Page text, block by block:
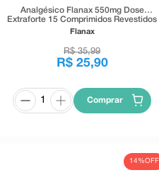
Analgésico Flanax 550mg Dose
Extraforte 15 Comprimidos Revestidos
Flanax
R$ 35,99
R$ 25,90
Comprar
14%OFF